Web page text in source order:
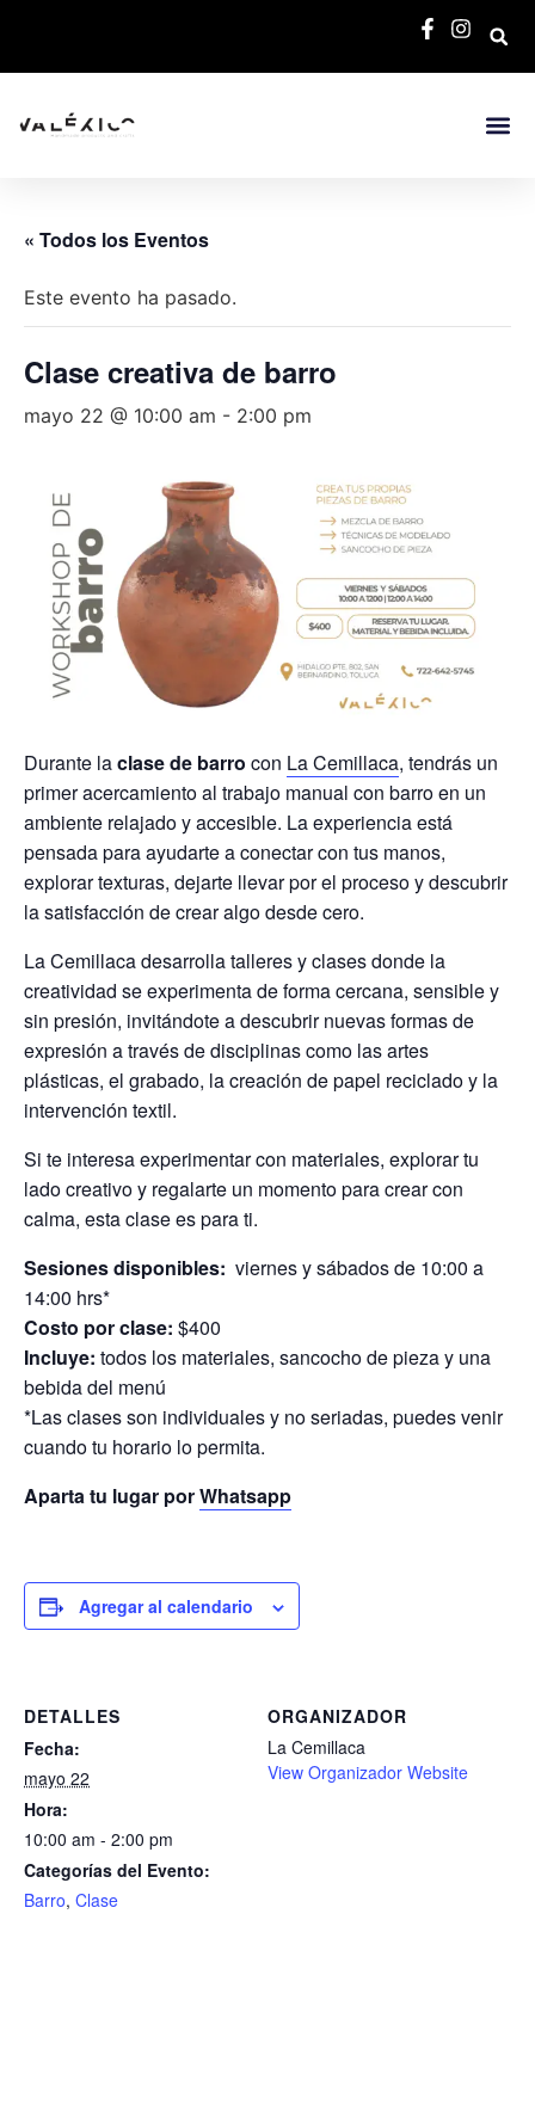
« Todos los Eventos
Este evento ha pasado.
Clase creativa de barro
mayo 22 @ 10:00 am - 2:00 pm
Durante laclase de barro con La Cemillaca, tendrás un
primer acercamiento al trabajo manual con barro en un
ambiente relajado y accesible. La experiencia está
pensada para ayudarte a conectar con tus manos,
explorar texturas, dejarte llevar por el proceso y descubrir
la satisfacción de crear algo desde cero.
La Cemillaca desarrolla talleres y clases donde la
creatividad se experimenta de forma cercana, sensible y
sin presión, invitándote a descubrir nuevas formas de
expresión a través de disciplinas como las artes
plásticas, el grabado, la creación de papel reciclado y la
intervención textil.
Si te interesa experimentar con materiales, explorar tu
lado creativo y regalarte un momento para crear con
calma, esta clase es para ti.
Sesiones disponibles: viernes y sábados de 10:00 a
14:00 hrs*
Costo por clase: $400
Incluye: todos los materiales, sancocho de pieza y una
bebida del menú
*Las clases son individuales y no seriadas, puedes venir
cuando tu horario lo permita.
Aparta tu lugar porWhatsapp
Agregar al calendario
DETALLES
Fecha:
mayo 22
Hora:
10:00 am - 2:00 pm
Categorías del Evento:
Barro, Clase
ORGANIZADOR
La Cemillaca
View Organizador Website